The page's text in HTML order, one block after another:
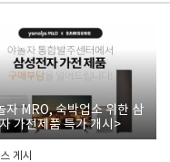
자 MRO, 숙박업소 위한 삼
가전제품 특가 개시>
게시